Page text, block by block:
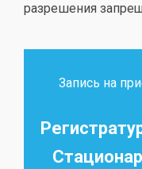
разрешения
Запись на